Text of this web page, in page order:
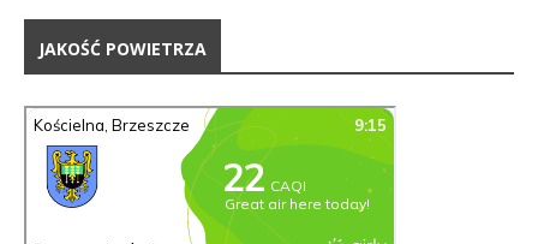
JAKOŚĆ POWIETRZA